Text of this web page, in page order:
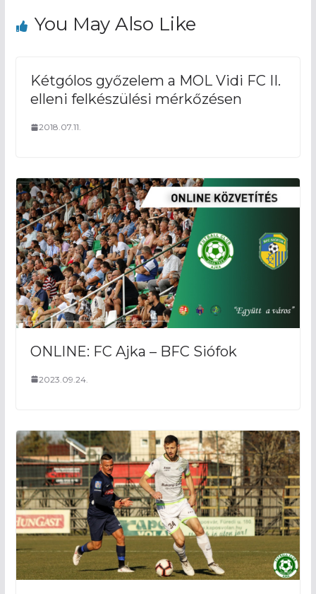
You May Also Like
Kétgólos győzelem a MOL Vidi FC II.
elleni felkészülési mérkőzésen
2018.07.11.
ONLINE: FC Ajka – BFC Siófok
2023.09.24.